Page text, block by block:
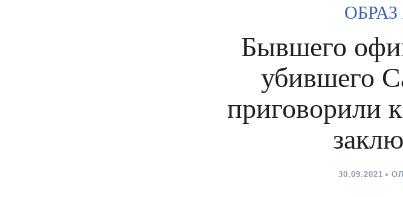
Бывшего
убившего
приговорили
30.09.2021